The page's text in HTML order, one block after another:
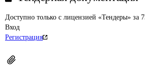
Доступно только с лицензией «Тендеры» за
Вход
Регистрация